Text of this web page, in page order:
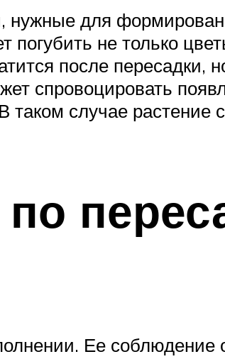
нужные для
погубить не только
после пересадки,
спровоцировать
случае растение
Ее соблюдение